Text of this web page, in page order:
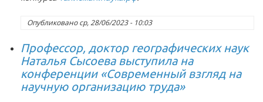
Опубликованоср, 28/06/2023 - 10:03
Профессор, доктор географических наук
Наталья Сысоева выступила на
конференции «Современный взгляд на
научную организацию труда»